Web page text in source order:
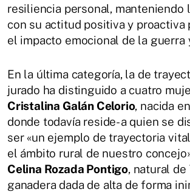
resiliencia personal, manteniendo
con su actitud positiva y proactiva
el impacto emocional de la guerra
En la última categoría, la de
jurado ha distinguido a cuatro
Cristalina Galán Celorio, nacida
donde todavía reside- a quien se
ser «un ejemplo de trayectoria
el ámbito rural de nuestro
Celina Rozada Pontigo, natural de
ganadera dada de alta de forma